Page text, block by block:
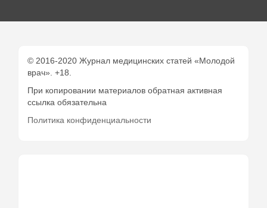
© 2016-2020 Журнал медицинских статей «Молодой
врач». +18.
При копировании материалов обратная активная
ссылка обязательна
Политика конфиденциальности